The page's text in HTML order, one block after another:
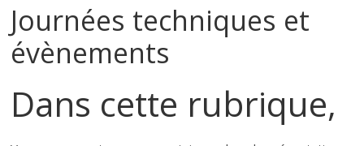
Journées techniques et
évènements
Dans cette rubrique,